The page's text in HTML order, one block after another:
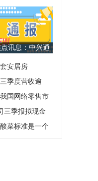
讯息：中兴通
亿元 第二曲线
业务持续发力
安居房
季度营收逾
续发力
国网络零售市
三季报拟现金
高分红达10.07
菜标准是一个